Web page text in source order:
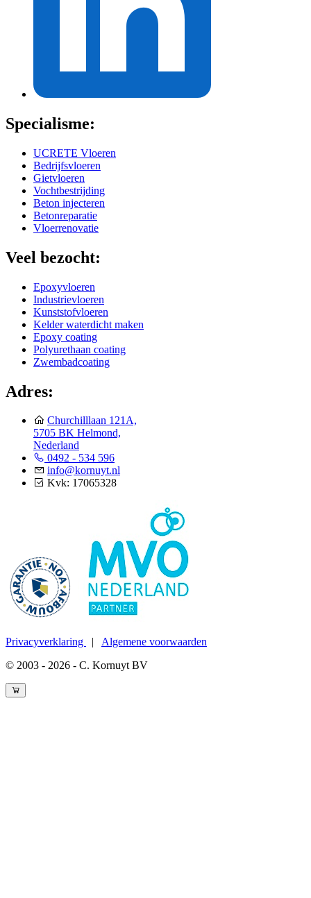
Specialisme:
UCRETE Vloeren
Bedrijfsvloeren
Gietvloeren
Vochtbestrijding
Beton injecteren
Betonreparatie
Vloerrenovatie
Veel bezocht:
Epoxyvloeren
Industrievloeren
Kunststofvloeren
Kelder waterdicht maken
Epoxy coating
Polyurethaan coating
Zwembadcoating
Adres:
Churchilllaan 121A,
5705 BK Helmond,
Nederland
0492 - 534 596
info@kornuyt.nl
Kvk: 17065328
Privacyverklaring
Algemene voorwaarden
© 2003 - 2026 - C. Kornuyt BV